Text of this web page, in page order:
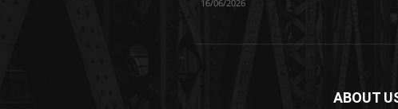
16/06/2026
ABOUT